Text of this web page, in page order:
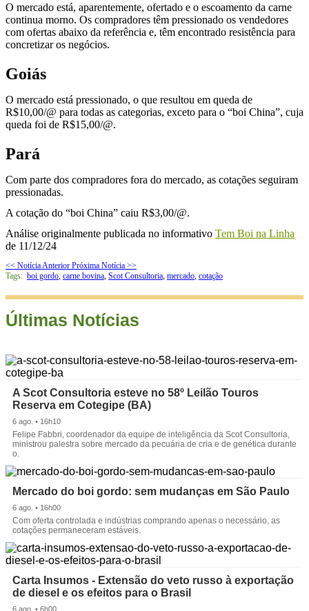
O mercado está, aparentemente, ofertado e o escoamento da carne
continua morno. Os compradores têm pressionado os vendedores
com ofertas abaixo da referência e, têm encontrado resistência para
concretizar os negócios.
Goiás
O mercado está pressionado, o que resultou em queda de
R$10,00/@ para todas as categorias, exceto para o “boi China”, cuja
queda foi de R$15,00/@.
Pará
Com parte dos compradores fora do mercado, as cotações seguiram
pressionadas.
A cotação do “boi China” caiu R$3,00/@.
Análise originalmente publicada no informativo Tem Boi na Linha
de 11/12/24
<< Notícia Anterior Próxima Notícia >>
Tags: boi gordo carne bovina Scot Consultoria mercado cotação
Últimas Notícias
A Scot Consultoria esteve no 58º Leilão Touros
Reserva em Cotegipe (BA)
6 ago. • 16h10
Felipe Fabbri, coordenador da equipe de inteligência da Scot Consultoria,
ministrou palestra sobre mercado da pecuária de cria e de genética durante
o.
Mercado do boi gordo: sem mudanças em São Paulo
6 ago. • 16h00
Com oferta controlada e indústrias comprando apenas o necessário, as
cotações permaneceram estáveis.
Carta Insumos - Extensão do veto russo à exportação
de diesel e os efeitos para o Brasil
6 ago. • 6h00